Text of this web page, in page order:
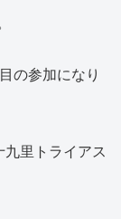
の参加になり
里トライアス